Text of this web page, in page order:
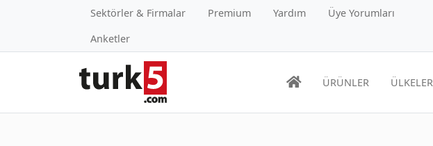
Sektörler & Firmalar Premium Yardım
Üye Yorumları
Anketler
ÜRÜNLER ÜLKELER